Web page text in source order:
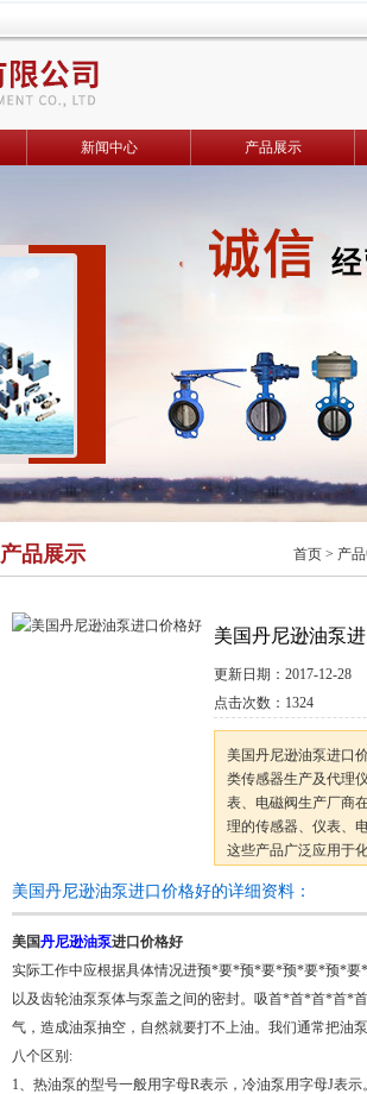
新闻中心 产品展示
产品展示 首页 > 产
美国丹尼逊油泵
更新日期： 2017-12-28
点击次数： 1324
美国丹尼逊油泵进口
类传感器生产及代理
表、电磁阀生产厂商
理的传感器、仪表、
这些产品广泛应用于
美国丹尼逊油泵进口价格好的详细资料：
美国丹尼逊油泵进口价格好
实际工作中应根据具体情况进预*要*预*要*预*要*预*要
以及齿轮油泵泵体与泵盖之间的密封。吸首*首*首*首*
气，造成油泵抽空，自然就要打不上油。我们通常把油
八个区别:
1、热油泵的型号一般用字母R表示，冷油泵用字母J表示。